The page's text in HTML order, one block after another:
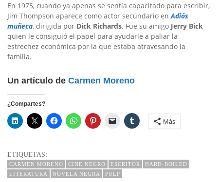
En 1975, cuando ya apenas se sentía capacitado para escribir,
Jim Thompson aparece como actor secundario en Adiós
muñeca, dirigida por Dick Richards. Fue su amigo Jerry Bick
quien le consiguió el papel para ayudarle a paliar la
estrechez económica por la que estaba atravesando la
familia.
Un artículo de Carmen Moreno
¿Compartes?
Más
ETIQUETAS:
CARMEN MORENO CINE NEGRO ESCRITOR
HARD-BOILED
LITERATURA
NOVELA NEGRA PULP